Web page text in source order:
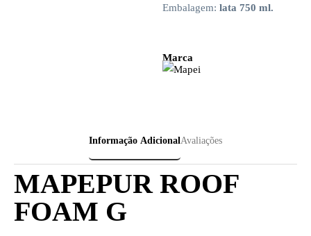
Embalagem: lata 750 ml.
Marca
Informação Adicional Avaliações
MAPEPUR ROOF
FOAM G